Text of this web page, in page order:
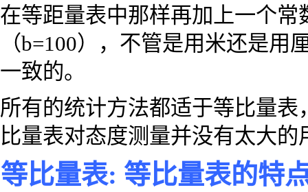
在等距量表中那样再加上一个常
（b=100），不管是用米还是
一致的。
所有的统计方法都适于等比量
比量表对态度测量并没有太大的
等比量表: 等比量表的特